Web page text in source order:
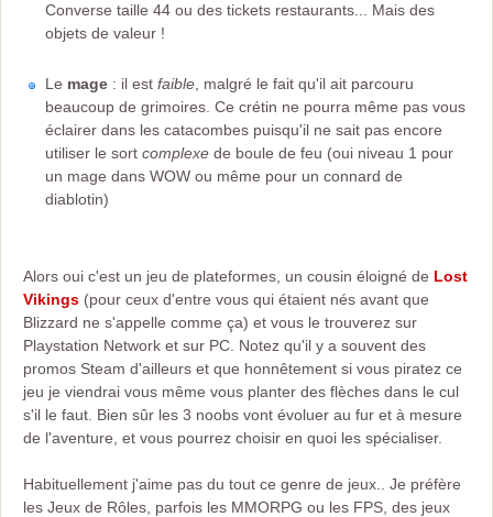
Converse taille 44 ou des tickets restaurants... Mais des
objets de valeur !
Le mage : il est faible , malgré le fait qu'il ait parcouru
beaucoup de grimoires. Ce crétin ne pourra même pas vous
éclairer dans les catacombes puisqu'il ne sait pas encore
utiliser le sort complexe de boule de feu (oui niveau 1 pour
un mage dans WOW ou même pour un connard de
diablotin)
Alors oui c'est un jeu de plateformes, un cousin éloigné de Lost
Vikings (pour ceux d'entre vous qui étaient nés avant que
Blizzard ne s'appelle comme ça) et vous le trouverez sur
Playstation Network et sur PC. Notez qu'il y a souvent des
promos Steam d'ailleurs et que honnêtement si vous piratez ce
jeu je viendrai vous même vous planter des flèches dans le cul
s'il le faut. Bien sûr les 3 noobs vont évoluer au fur et à mesure
de l'aventure, et vous pourrez choisir en quoi les spécialiser.
Habituellement j'aime pas du tout ce genre de jeux.. Je préfère
les Jeux de Rôles, parfois les MMORPG ou les FPS, des jeux